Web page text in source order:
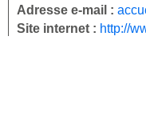
Adresse e-mail :
Site internet : http://